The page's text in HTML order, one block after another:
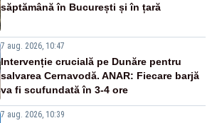
săptămână în București și în țară
7 aug. 2026, 10:47
Intervenție crucială pe Dunăre pentru
salvarea Cernavodă. ANAR: Fiecare barjă
va fi scufundată în 3-4 ore
7 aug. 2026, 10:39